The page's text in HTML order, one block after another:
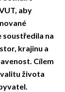
aby
na
krajinu a
Cílem
života